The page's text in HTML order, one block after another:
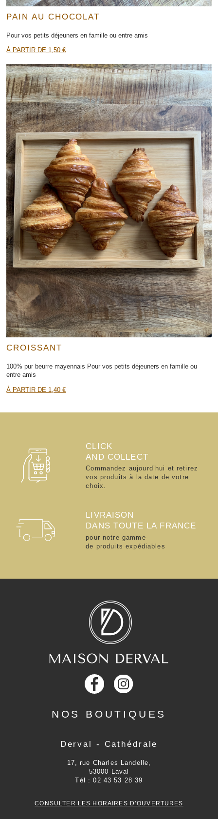
PAIN AU CHOCOLAT
Pour vos petits déjeuners en famille ou entre amis
À PARTIR DE 1,50 €
CROISSANT
100% pur beurre mayennais Pour vos petits déjeuners en famille ou
entre amis
À PARTIR DE 1,40 €
CLICK
AND COLLECT
Commandez aujourd’hui et retirez
vos produits à la date de votre
choix.
LIVRAISON
DANS TOUTE LA FRANCE
pour notre gamme
de produits expédiables
NOS BOUTIQUES
Derval - Cathédrale
17, rue Charles Landelle,
53000 Laval
Tél :02 43 53 28 39
CONSULTER LES HORAIRES D’OUVERTURES